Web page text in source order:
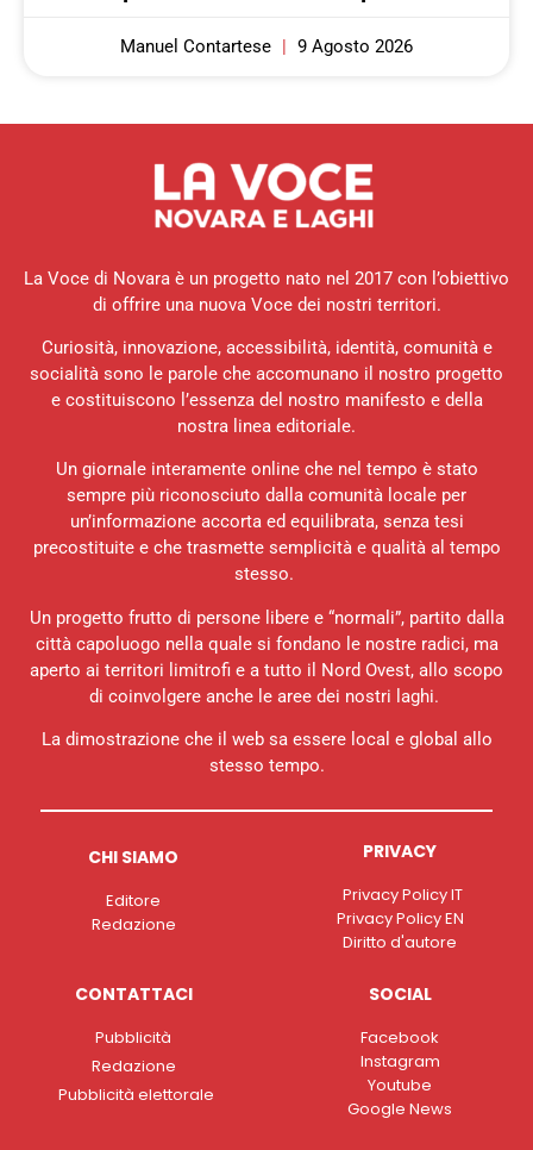
Manuel Contartese 9 Agosto 2026
La Voce di Novara è un progetto nato nel 2017 con l’obiettivo
di offrire una nuova Voce dei nostri territori.
Curiosità, innovazione, accessibilità, identità, comunità e
socialità sono le parole che accomunano il nostro progetto
e costituiscono l’essenza del nostro manifesto e della
nostra linea editoriale.
Un giornale interamente online che nel tempo è stato
sempre più riconosciuto dalla comunità locale per
un’informazione accorta ed equilibrata, senza tesi
precostituite e che trasmette semplicità e qualità al tempo
stesso.
Un progetto frutto di persone libere e “normali”, partito dalla
città capoluogo nella quale si fondano le nostre radici, ma
aperto ai territori limitrofi e a tutto il Nord Ovest, allo scopo
di coinvolgere anche le aree dei nostri laghi.
La dimostrazione che il web sa essere local e global allo
stesso tempo.
CHI SIAMO
Editore
Redazione
PRIVACY
Privacy Policy IT
Privacy Policy EN
Diritto d'autore
CONTATTACI
Pubblicità
Redazione
Pubblicità elettorale
SOCIAL
Facebook
Instagram
Youtube
Google News